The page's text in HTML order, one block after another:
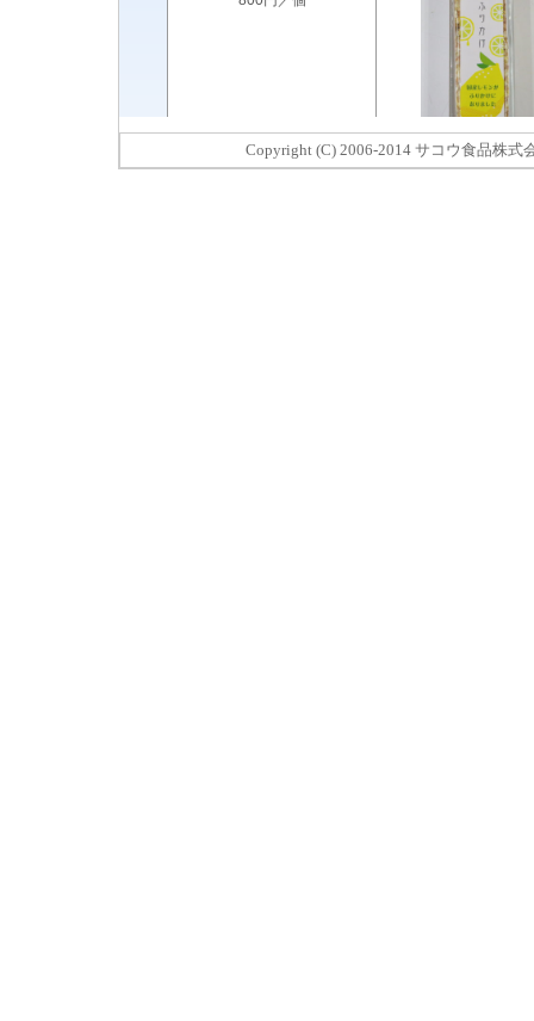
Copyright (C) 2006-2014 サコウ食品株式